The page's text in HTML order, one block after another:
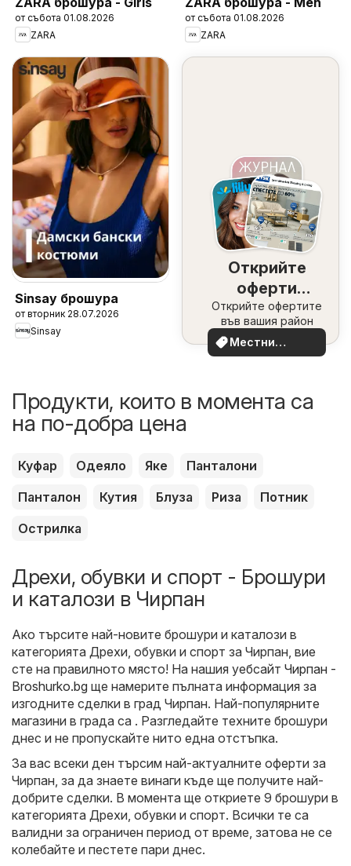
от събота 01.08.2026
ZARA
от събота 01.08.2026
ZARA
Sinsay брошура
от вторник 28.07.2026
Sinsay
Открийте
оферти
наблизо
Открийте офертите
във вашия район
Местни
оферти
Продукти, които в момента са
на по-добра цена
Куфар Одеяло Яке
Панталони
Панталон
Кутия Блуза Риза
Потник
Острилка
Дрехи, обувки и спорт - Брошури
и каталози в Чирпан
Ако търсите най-новите брошури и каталози в
категорията Дрехи, обувки и спорт за Чирпан, вие
сте на правилното място! На нашия уебсайт Чирпан -
Broshurko.bg ще намерите пълната информация за
изгодните сделки в град Чирпан. Най-популярните
магазини в града са . Разгледайте техните брошури
днес и не пропускайте нито една отстъпка.
За вас всеки ден търсим най-актуалните оферти за
Чирпан, за да знаете винаги къде ще получите най-
добрите сделки. В момента ще откриете 9 брошури в
категорията Дрехи, обувки и спорт. Всички те са
валидни за ограничен период от време, затова не се
колебайте и пестете пари днес.